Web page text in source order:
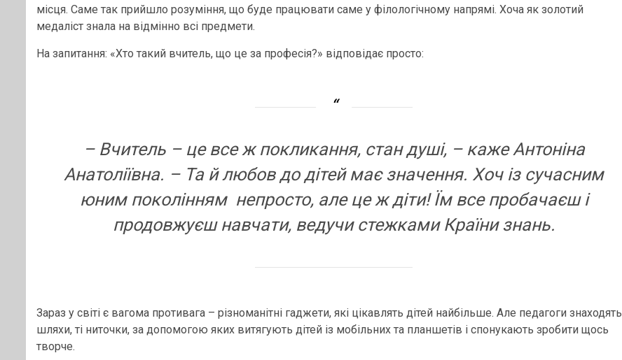
місця. Саме так прийшло розуміння, що буде працювати саме у філологічному напрямі. Хоча як золотий
медаліст знала на відмінно всі предмети.
На запитання: «Хто такий вчитель, що це за професія?» відповідає просто:
–Вчитель – це все ж покликання, стан душі, – каже Антоніна
Анатоліївна. – Та й любов до дітей має значення. Хоч із сучасним
юним поколінням непросто, але це ж діти! Їм все пробачаєш і
продовжуєш навчати, ведучи стежками Країни знань.
Зараз у світі є вагома противага – різноманітні гаджети, які цікавлять дітей найбільше. Але педагоги знаходять
шляхи, ті ниточки, за допомогою яких витягують дітей із мобільних та планшетів і спонукають зробити щось
творче.